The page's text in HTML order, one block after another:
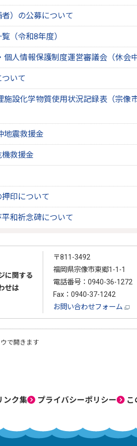
）の公募について
（令和8年度）
人情報保護制度運営審議会（休会中
いて
施設化学物質使用状況記録表（宗像
地震救援金
救援金
印について
和祈念碑について
に関する
せは
〒811-3492
福岡県宗像市東郷1-1-1
電話番号：0940-36-1272
Fax：0940-37-1242
お問い合わせフォーム
で開きます
ンク集 プライバシーポリシー こ